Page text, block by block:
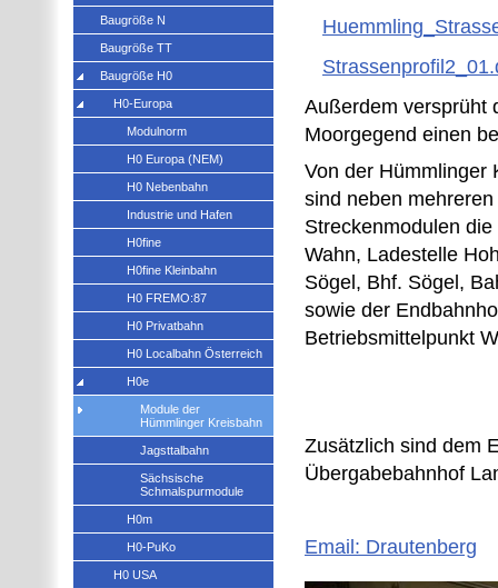
Außerdem versprüht
Moorgegend einen
Von der Hümmlinger
sind neben
Streckenmodulen
Wahn, Ladestelle
Sögel, Bhf. Sögel,
sowie der
Betriebsmittelpunkt
Zusätzlich sind dem
Übergabebahnhof
Email: Drautenberg
Baugröße N
Baugröße TT
Baugröße H0
H0-Europa
Modulnorm
H0 Europa (NEM)
H0 Nebenbahn
Industrie und Hafen
H0fine
H0fine Kleinbahn
H0 FREMO:87
H0 Privatbahn
H0 Localbahn Österreich
H0e
Module der
Hümmlinger Kreisbahn
Jagsttalbahn
Sächsische
Schmalspurmodule
H0m
H0-PuKo
H0 USA